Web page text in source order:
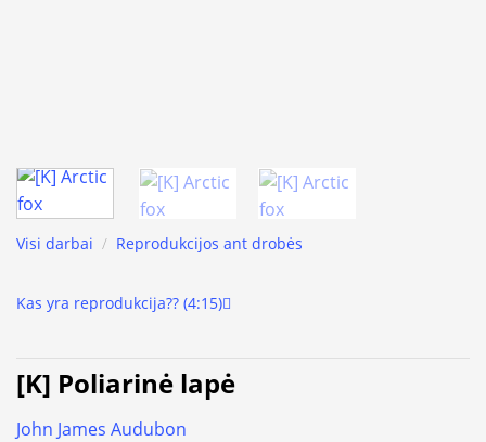
Visi darbai / Reprodukcijos ant drobės
Kas yra reprodukcija?? (4:15)
[K] Poliarinė lapė
John James Audubon